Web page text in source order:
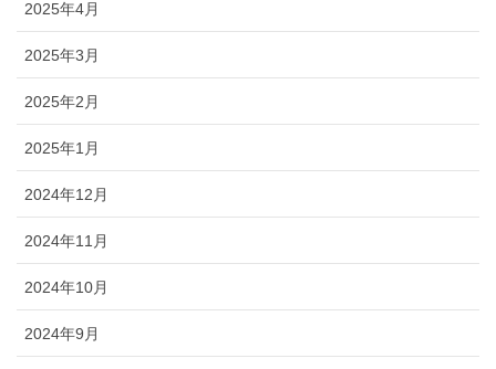
2025年4月
2025年3月
2025年2月
2025年1月
2024年12月
2024年11月
2024年10月
2024年9月